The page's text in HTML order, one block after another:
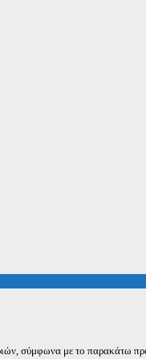
σύμφωνα με το παρακάτω